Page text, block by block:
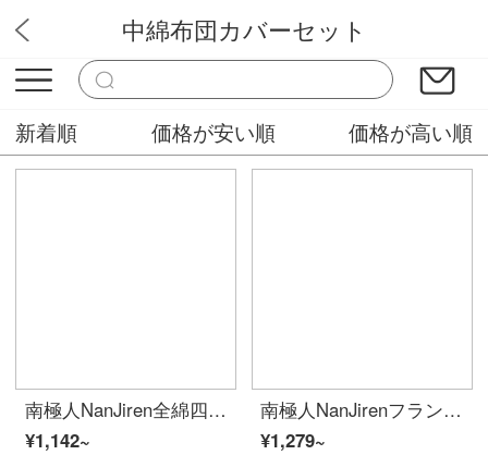
クラウド生活
中綿布団カバーセット
新着順 価格が安い順 価格が高い順
南極人NanJiren全綿四点セット北欧風シンプル刺繍ベッド用品ダブルベッド布団セット200*230 cmシーツ枕カバー1.5/1.8メートルベッド
¥1,142~
南極人NanJirenフランネル四点セット秋冬厚いサンゴ礁保温ベッド用品1.5/1.8メートルベッドシーツ枕カバー
¥1,279~